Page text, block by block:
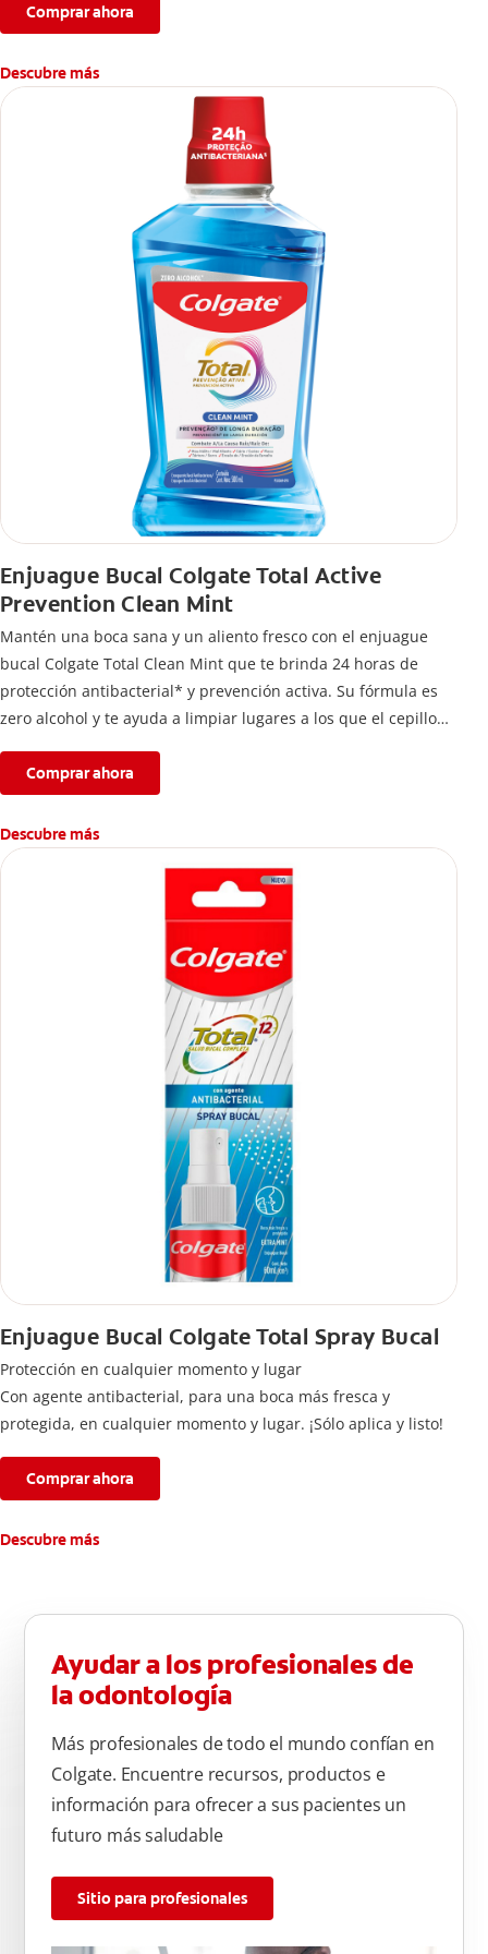
Comprar ahora
Descubre más
Enjuague Bucal Colgate Total Active
Prevention Clean Mint
Mantén una boca sana y un aliento fresco con el enjuague
bucal Colgate Total Clean Mint que te brinda 24 horas de
protección antibacterial* y prevención activa. Su fórmula es
zero alcohol y te ayuda a limpiar lugares a los que el cepillo
Comprar ahora
Descubre más
Enjuague Bucal Colgate Total Spray Bucal
Protección en cualquier momento y lugar
Con agente antibacterial, para una boca más fresca y
protegida, en cualquier momento y lugar. ¡Sólo aplica y listo!
Comprar ahora
Descubre más
Ayudar a los profesionales de
la odontología
Más profesionales de todo el mundo confían en
Colgate. Encuentre recursos, productos e
información para ofrecer a sus pacientes un
futuro más saludable
Sitio para profesionales